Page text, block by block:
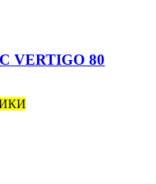
VERTIGO 80